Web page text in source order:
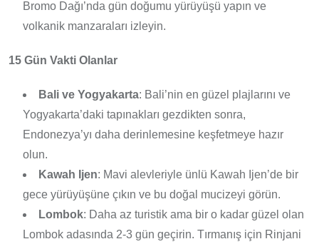
Bromo Dağı’nda gün doğumu yürüyüşü yapın ve
volkanik manzaraları izleyin.
15 Gün Vakti Olanlar
Bali ve Yogyakarta: Bali’nin en güzel plajlarını ve
Yogyakarta’daki tapınakları gezdikten sonra,
Endonezya’yı daha derinlemesine keşfetmeye hazır
olun.
Kawah Ijen: Mavi alevleriyle ünlü Kawah Ijen’de bir
gece yürüyüşüne çıkın ve bu doğal mucizeyi görün.
Lombok: Daha az turistik ama bir o kadar güzel olan
Lombok adasında 2-3 gün geçirin. Tırmanış için Rinjani